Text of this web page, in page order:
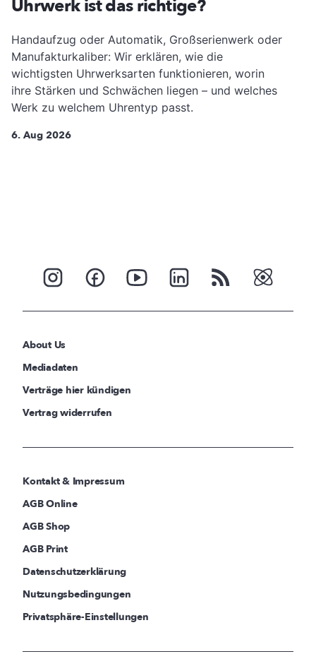
Uhrwerk ist das richtige?
Handaufzug oder Automatik, Großserienwerk oder
Manufakturkaliber: Wir erklären, wie die
wichtigsten Uhrwerksarten funktionieren, worin
ihre Stärken und Schwächen liegen – und welches
Werk zu welchem Uhrentyp passt.
6. Aug 2026
About Us
Mediadaten
Verträge hier kündigen
Vertrag widerrufen
Kontakt & Impressum
AGB Online
AGB Shop
AGB Print
Datenschutzerklärung
Nutzungsbedingungen
Privatsphäre-Einstellungen